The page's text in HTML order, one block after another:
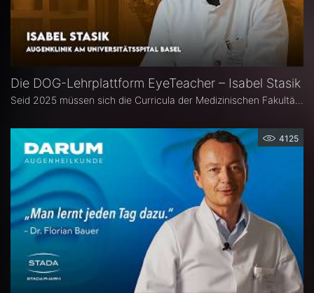
Die DOG-Lehrplattform EyeTeacher – Isabel Stasik
4125